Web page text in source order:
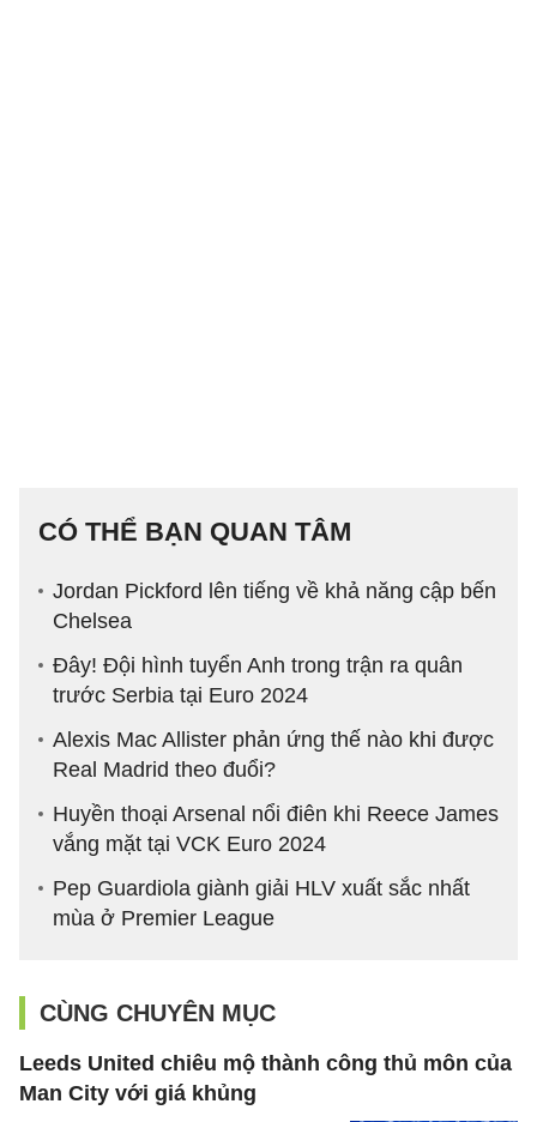
CÓ THỂ BẠN QUAN TÂM
Jordan Pickford lên tiếng về khả năng cập bến
Chelsea
Đây! Đội hình tuyển Anh trong trận ra quân
trước Serbia tại Euro 2024
Alexis Mac Allister phản ứng thế nào khi được
Real Madrid theo đuổi?
Huyền thoại Arsenal nổi điên khi Reece James
vắng mặt tại VCK Euro 2024
Pep Guardiola giành giải HLV xuất sắc nhất
mùa ở Premier League
CÙNG CHUYÊN MỤC
Leeds United chiêu mộ thành công thủ môn của
Man City với giá khủng